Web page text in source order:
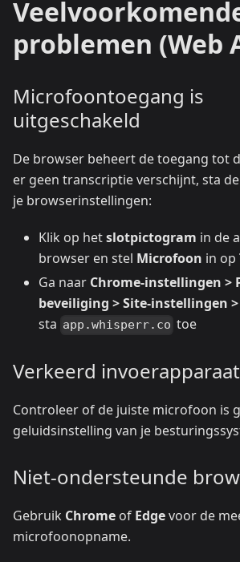
problemen (Web
Microfoontoegang is
uitgeschakeld
De browser beheert de toegang tot
er geen transcriptie verschijnt, sta
je browserinstellingen:
Klik op hetslotpictogram in de
browser en stel Microfoon in op
Ga naar Chrome-instellingen >
beveiliging > Site-instellingen
sta app.whisperr.co toe
Verkeerd invoerapparaat
Controleer of de juiste microfoon is
geluidsinstelling van je
Niet-ondersteunde
Gebruik Chrome of Edgevoor de
microfoonopname.